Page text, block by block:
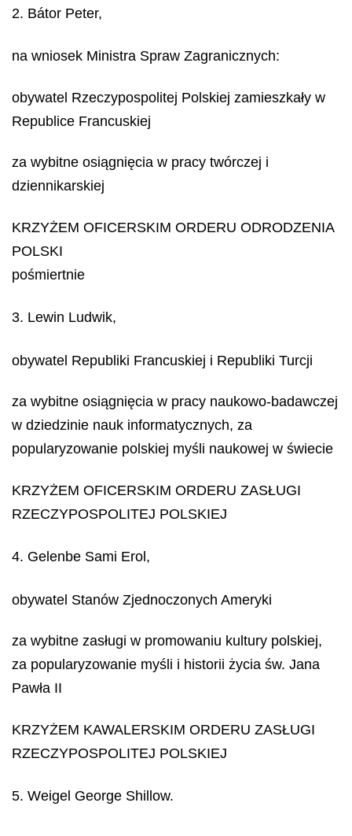
2. Bátor Peter,
na wniosek Ministra Spraw Zagranicznych:
obywatel Rzeczypospolitej Polskiej zamieszkały w
Republice Francuskiej
za wybitne osiągnięcia w pracy twórczej i
dziennikarskiej
KRZYŻEM OFICERSKIM ORDERU ODRODZENIA
POLSKI
pośmiertnie
3. Lewin Ludwik,
obywatel Republiki Francuskiej i Republiki Turcji
za wybitne osiągnięcia w pracy naukowo-badawczej
w dziedzinie nauk informatycznych, za
popularyzowanie polskiej myśli naukowej w świecie
KRZYŻEM OFICERSKIM ORDERU ZASŁUGI
RZECZYPOSPOLITEJ POLSKIEJ
4. Gelenbe Sami Erol,
obywatel Stanów Zjednoczonych Ameryki
za wybitne zasługi w promowaniu kultury polskiej,
za popularyzowanie myśli i historii życia św. Jana
Pawła II
KRZYŻEM KAWALERSKIM ORDERU ZASŁUGI
RZECZYPOSPOLITEJ POLSKIEJ
5. Weigel George Shillow.